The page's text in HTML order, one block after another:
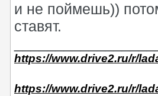
и не поймешь))
ставят.
https://www.drive2.ru/r/
https://www.drive2.ru/r/